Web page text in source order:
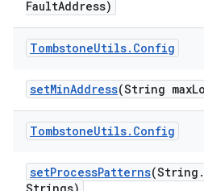
FaultAddress)
TombstoneUtils. Config
setMinAddress(String max
TombstoneUtils. Config
setProcessPatterns(String .